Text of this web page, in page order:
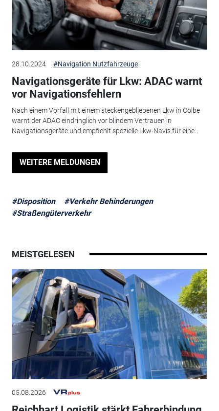
28.10.2024 #Navigation Nutzfahrzeuge
Navigationsgeräte für Lkw: ADAC warnt
vor Navigationsfehlern
Nach einem Vorfall mit einem steckengebliebenen Lkw in Cölbe
warnt der ADAC eindringlich vor blindem Vertrauen in
Navigationsgeräte und empfiehlt spezielle Lkw-Navis für eine...
WEITERE MELDUNGEN
#Disposition
#Verkehr Behinderungen
#Straßengüterverkehr
MEISTGELESEN
05.08.2026